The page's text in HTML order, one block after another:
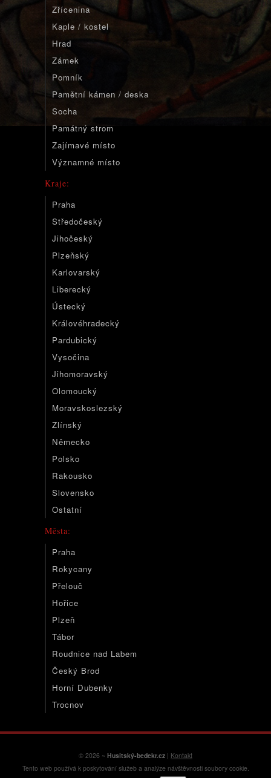
Zřícenina
Kaple / kostel
Hrad
Zámek
Pomník
Pamětní kámen / deska
Socha
Památný strom
Zajímavé místo
Významné místo
Kraje:
Praha
Středočeský
Jihočeský
Plzeňský
Karlovarský
Liberecký
Ústecký
Královéhradecký
Pardubický
Vysočina
Jihomoravský
Olomoucký
Moravskoslezský
Zlínský
Německo
Polsko
Rakousko
Slovensko
Ostatní
Města:
Praha
Rokycany
Přelouč
Hořice
Plzeň
Tábor
Roudnice nad Labem
Český Brod
Horní Dubenky
Trocnov
© 2026 ~ Husitský-bedekr.cz | Kontakt
Tento web používá k poskytování služeb a analýze návštěvnosti soubory cookie.